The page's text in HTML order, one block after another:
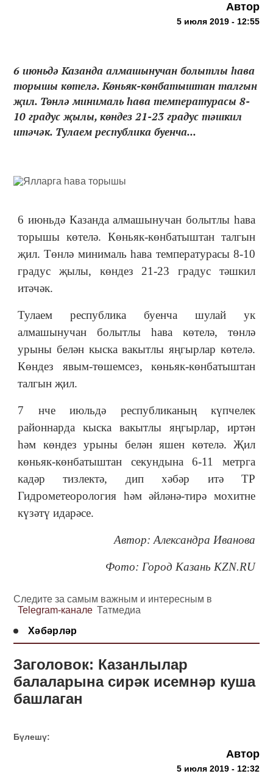
Автор
5 июля 2019 - 12:55
6 июньдә Казанда алмашынучан болытлы һава
торышы көтелә. Көньяк-көнбатыштан талгын
җил. Төнлә минималь һава температурасы 8-
10 градус җылы, көндез 21-23 градус тәшкил
итәчәк. Тулаем республика буенча...
6 июньдә Казанда алмашынучан болытлы һава
торышы көтелә. Көньяк-көнбатыштан талгын
җил. Төнлә минималь һава температурасы 8-10
градус җылы, көндез 21-23 градус тәшкил
итәчәк.
Тулаем республика буенча шулай ук
алмашынучан болытлы һава көтелә, төнлә
урыны белән кыска вакытлы яңгырлар көтелә.
Көндез явым-төшемсез, көньяк-көнбатыштан
талгын җил.
7 нче июльдә республиканың күпчелек
районнарда кыска вакытлы яңгырлар, иртән
һәм көндез урыны белән яшен көтелә. Җил
көньяк-көнбатыштан секундына 6-11 метрга
кадәр тизлектә, дип хәбәр итә ТР
Гидрометеорология һәм әйләнә-тирә мохитне
күзәтү идарәсе.
Автор: Александра Иванова
Фото: Город Казань KZN.RU
Следите за самым важным и интересным в
Telegram-канале Татмедиа
Хәбәрләр
Заголовок: Казанлылар
балаларына сирәк исемнәр куша
башлаган
Бүлешү:
Автор
5 июля 2019 - 12:32